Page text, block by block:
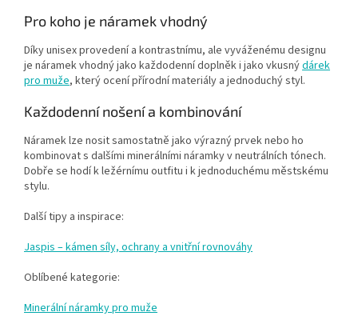
Pro koho je náramek vhodný
Díky unisex provedení a kontrastnímu, ale vyváženému designu
je náramek vhodný jako každodenní doplněk i jako vkusnýdárek
pro muže, který ocení přírodní materiály a jednoduchý styl.
Každodenní nošení a kombinování
Náramek lze nosit samostatně jako výrazný prvek nebo ho
kombinovat s dalšími minerálními náramky v neutrálních tónech.
Dobře se hodí k ležérnímu outfitu i k jednoduchému městskému
stylu.
Další tipy a inspirace:
Jaspis – kámen síly, ochrany a vnitřní rovnováhy
Oblíbené kategorie:
Minerální náramky pro muže